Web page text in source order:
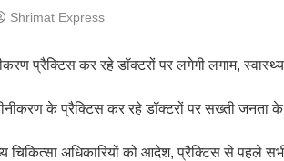
Shrimat Express
प्रैक्टिस कर रहे डॉक्टरों पर लगेगी लगाम,
के प्रैक्टिस कर रहे डॉक्टरों पर सख्ती जनता
चिकित्सा अधिकारियों को आदेश, प्रैक्टिस से पहले